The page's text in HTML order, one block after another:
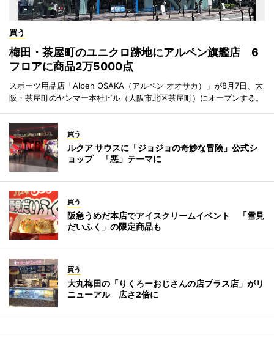
買う
梅田・茶屋町のユニクロ跡地にアルペン旗艦店 6
フロアに商品2万5000点
スポーツ用品店「Alpen OSAKA（アルペン オオサカ）」が8月7日、大
阪・茶屋町のヤンマー本社ビル（大阪市北区茶屋町）にオープンする。
買う
ルクア サウスに「ジョジョの奇妙な冒険」公式シ
ョップ 「悪」テーマに
買う
阪急うめだ本店でアイスクリームイベント 「雪見
だいふく」の限定商品も
買う
大丸梅田の「りくろーおじさんの店プラス店」がリ
ニューアル 広さ2倍に